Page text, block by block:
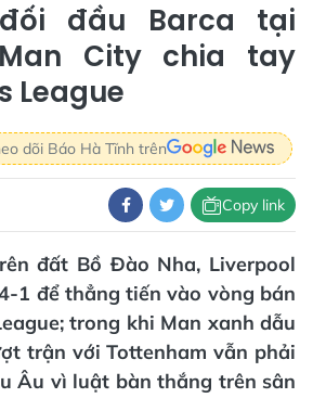
đối đầu Barca tại
City chia tay
League
dõi Báo Hà Tĩnh trên
Copy link
đất Bồ Đào Nha, Liverpool
1 để thẳng tiến vào vòng bán
trong khi Man xanh dẫu
trận với Tottenham vẫn phải
Âu vì luật bàn thắng trên sân